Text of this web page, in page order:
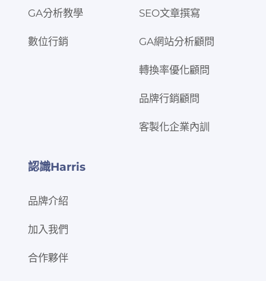
GA分析教學
數位行銷
SEO文章撰寫
GA網站分析顧問
轉換率優化顧問
品牌行銷顧問
客製化企業內訓
認識Harris
品牌介紹
加入我們
合作夥伴